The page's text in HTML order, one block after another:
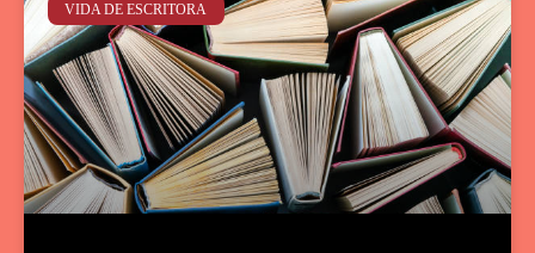
VIDA DE ESCRITORA